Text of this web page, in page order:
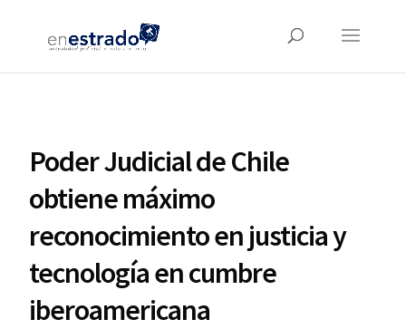
Poder Judicial de Chile
obtiene máximo
reconocimiento en justicia y
tecnología en cumbre
iberoamericana